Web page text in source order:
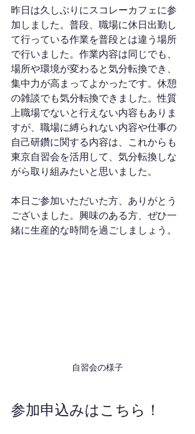
昨日は久しぶりにスコレーカフェに参
加しました。普段、職場に休日出勤し
て行っている作業を普段とは違う場所
で行いました。作業内容は同じでも、
場所や環境が変わると気分転換でき、
集中力が高まってよかったです。休憩
の雑談でも気分転換できました。性質
上職場でないと行えない内容もありま
すが、職場に縛られない内容や仕事の
自己研鑽に関する内容は、これからも
東京自習会を活用して、気分転換しな
がら取り組みたいと思いました。
本日ご参加いただいた方、ありがとう
ございました。興味のある方、ぜひ一
緒に生産的な時間を過ごしましょう。
自習会の様子
参加申込みはこちら！